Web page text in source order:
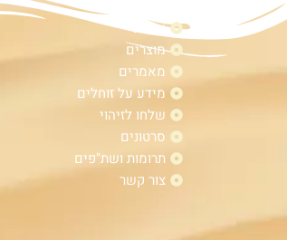
אודות
מוצרים
מאמרים
מידע על זוחלים
שלחו לזיהוי
סרטונים
תרומות ושת"פים
צור קשר